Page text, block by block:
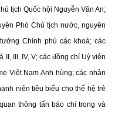
tịch Quốc hội Nguyễn Văn An;
Phó Chủ tịch nước, nguyên
Chính phủ các khoá; các
III, IV, V; các đồng chí Uỷ viên
Việt Nam Anh hùng; các nhân
niên tiêu biểu cho thế hệ trẻ
thông tấn báo chí trong và